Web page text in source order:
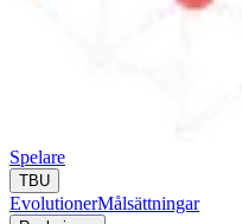
Spelare
TBU
EvolutionerMålsättningar